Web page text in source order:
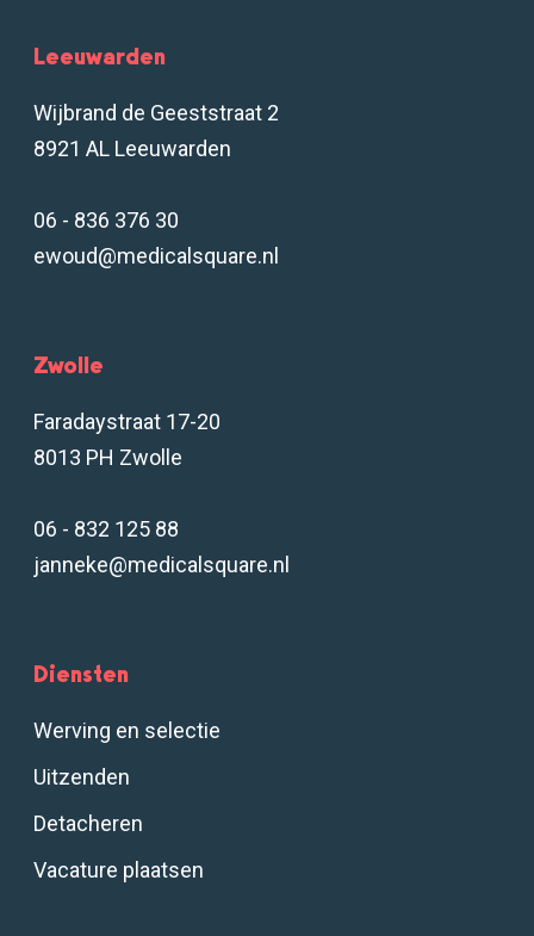
Leeuwarden
Wijbrand de Geeststraat 2
8921 AL Leeuwarden
06 - 836 376 30
ewoud@medicalsquare.nl
Zwolle
Faradaystraat 17-20
8013 PH Zwolle
06 - 832 125 88
janneke@medicalsquare.nl
Diensten
Werving en selectie
Uitzenden
Detacheren
Vacature plaatsen